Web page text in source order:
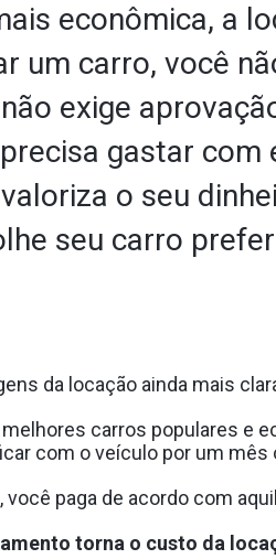
econômica, a
um carro, você
exige
gastar
o seu
seu carro
da locação ainda mais
carros populares e
com o veículo por um mês
você paga de acordo com
torna o custo da